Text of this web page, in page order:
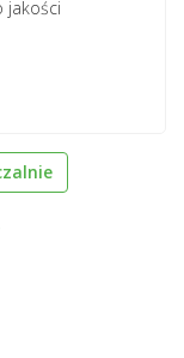
jakości